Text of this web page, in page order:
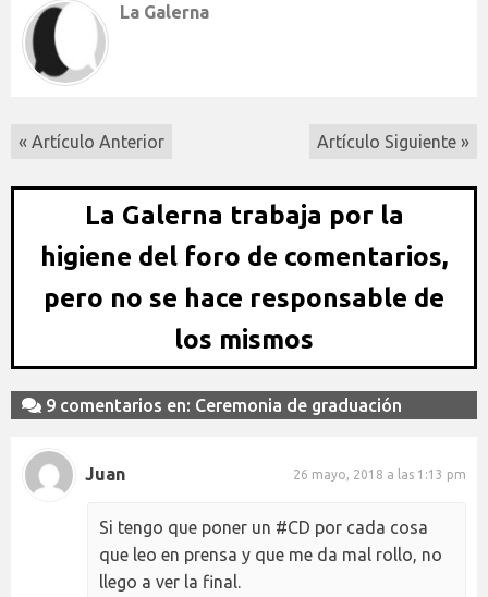
La Galerna
« Artículo Anterior Artículo Siguiente »
La Galerna trabaja por la
higiene del foro de comentarios,
pero no se hace responsable de
los mismos
9 comentarios en: Ceremonia de graduación
Juan 26 mayo, 2018 a las 1:13 pm
Si tengo que poner un #CD por cada cosa
que leo en prensa y que me da mal rollo, no
llego a ver la final.